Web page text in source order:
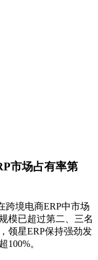
市场占有率第
跨境电商ERP中市场
模已超过第二、三名
领星ERP保持强劲发
100%。